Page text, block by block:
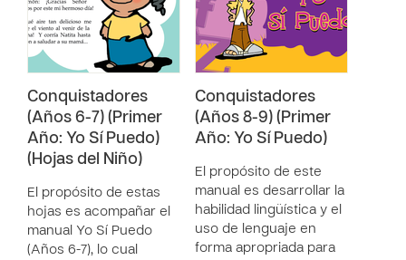
Conquistadores
(Años 6-7) (Primer
Año: Yo Sí Puedo)
(Hojas del Niño)
El propósito de estas
hojas es acompañar el
manual Yo Sí Puedo
(Años 6-7), lo cual
Conquistadores
(Años 8-9) (Primer
Año: Yo Sí Puedo)
El propósito de este
manual es desarrollar la
habilidad lingüística y el
uso de lenguaje en
forma apropriada para